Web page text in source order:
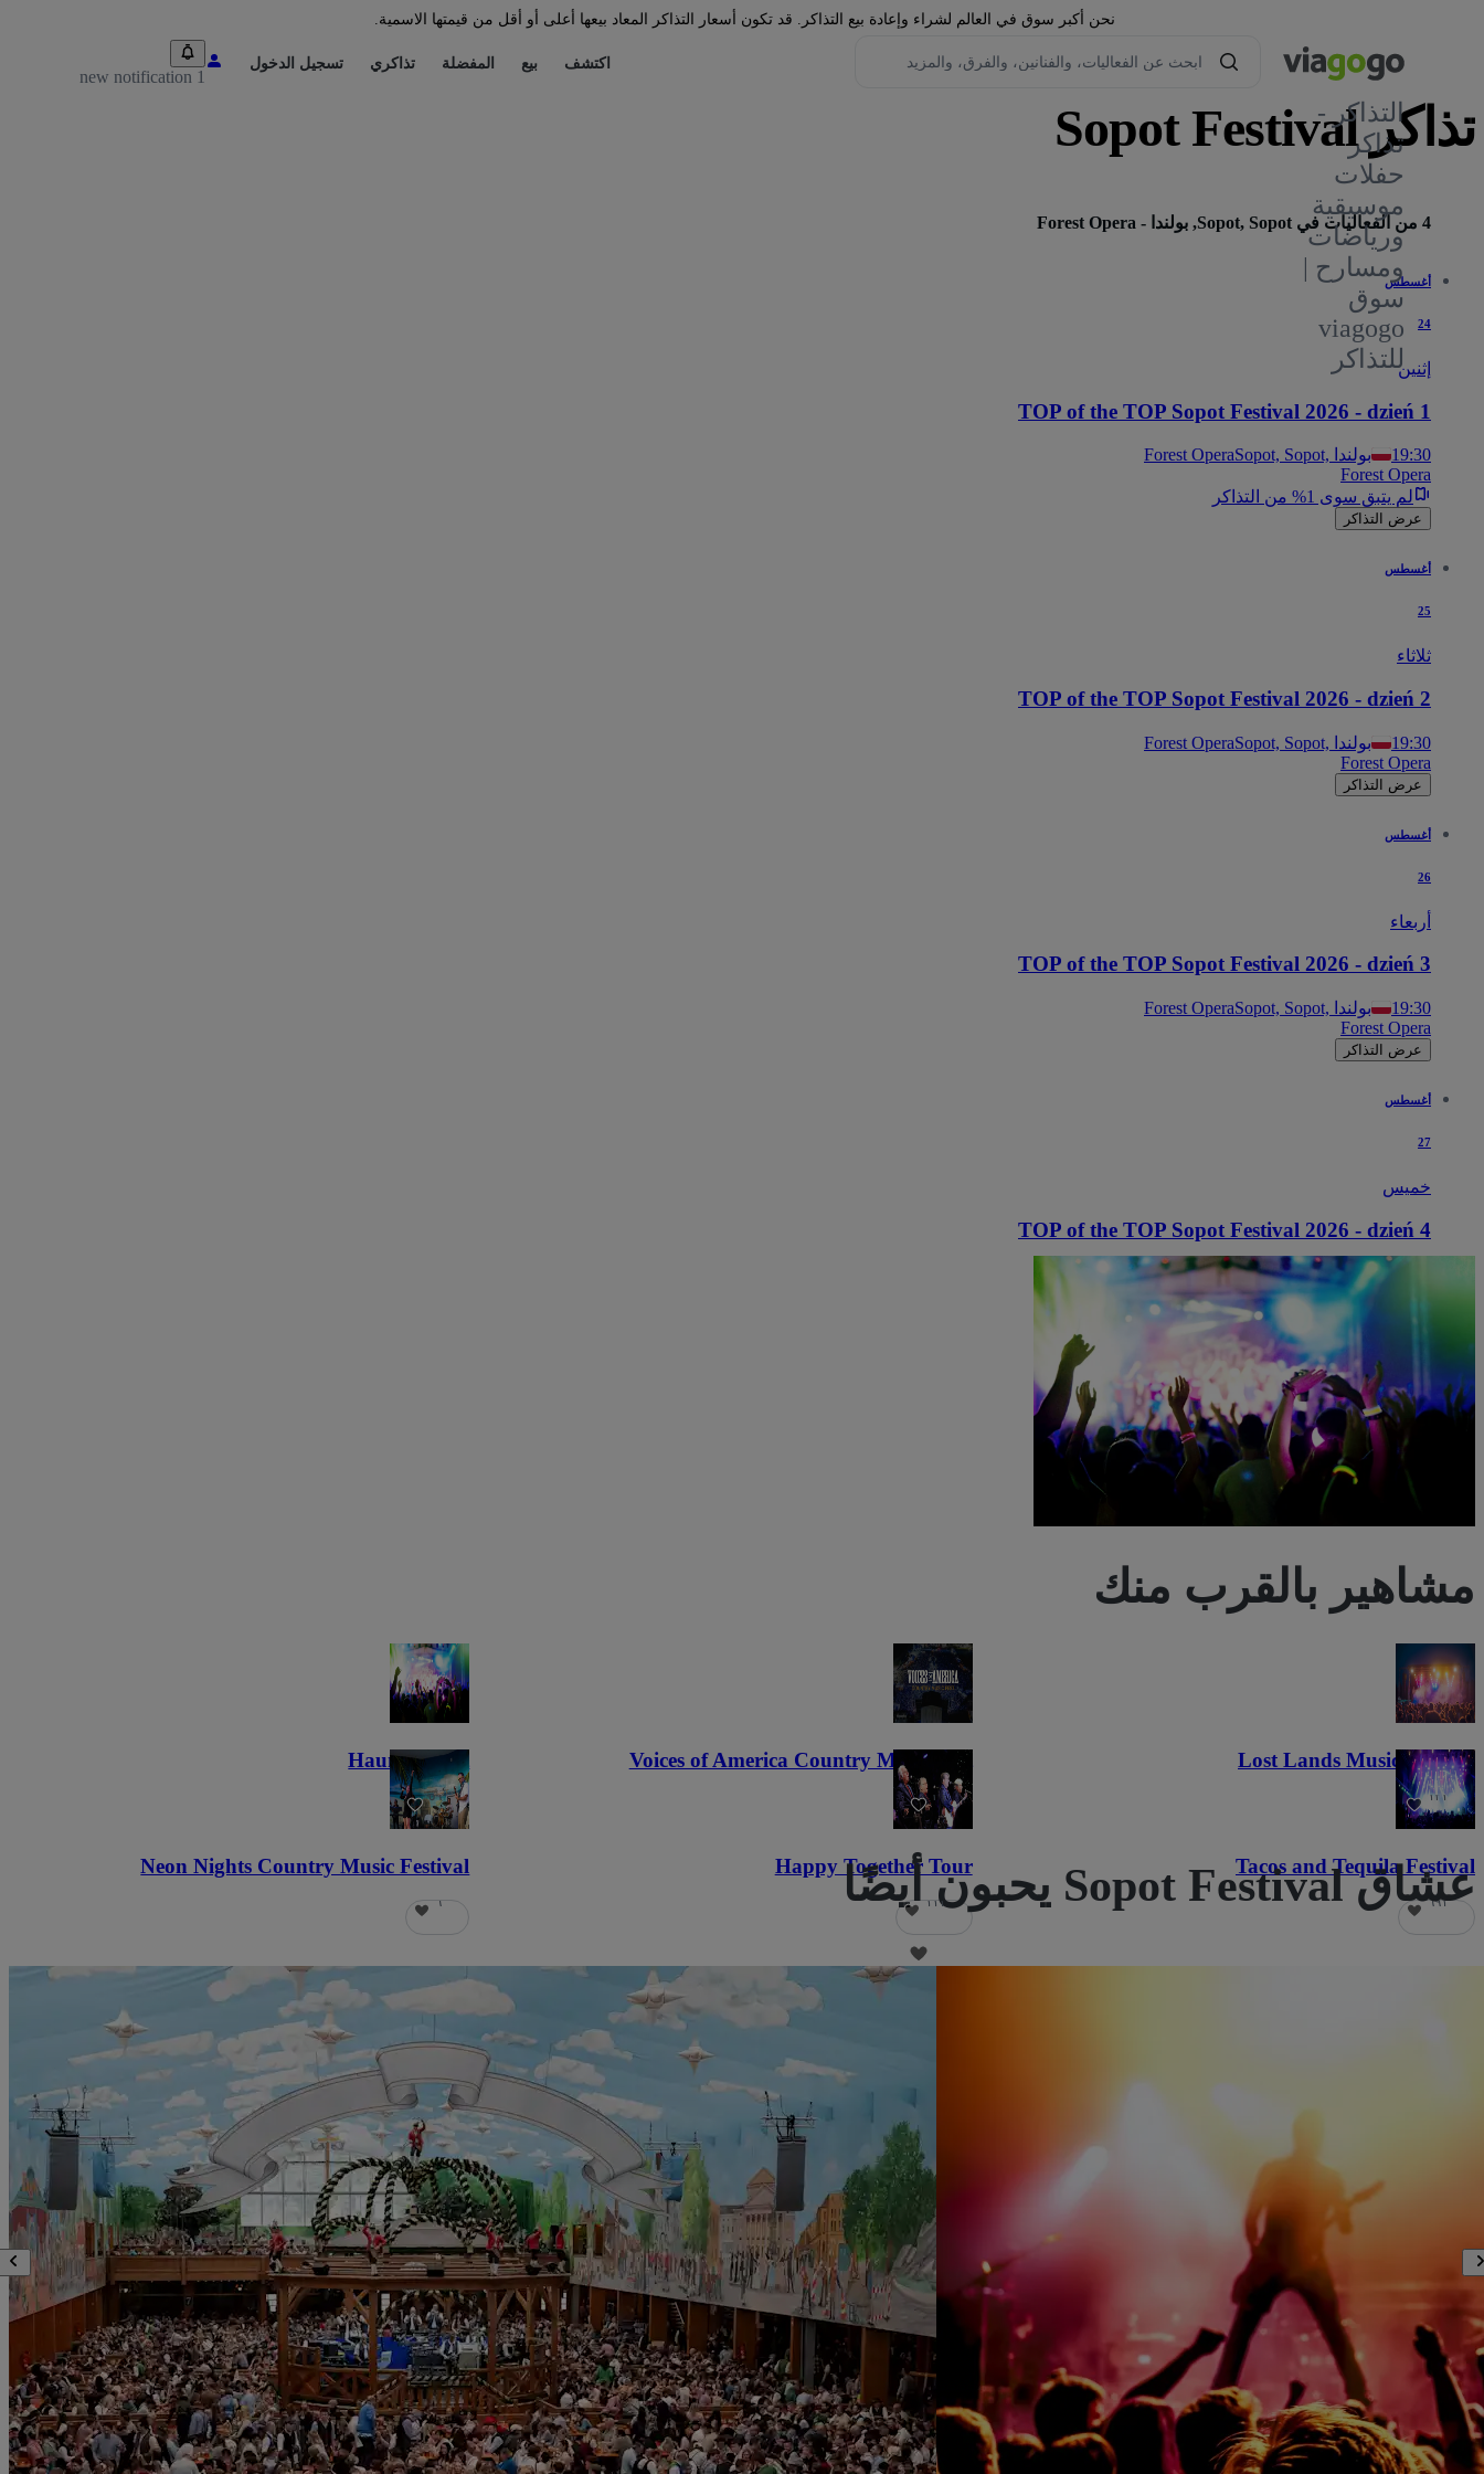
نحن أكبر سوق في العالم لشراء وإعادة بيع التذاكر. قد تكون أسعار التذاكر المعاد بيعها أعلى أو أقل من قيمتها الاسمية.
التذاكر -
تذاكر
حفلات
موسيقية
ورياضات
ومسارح |
سوق
viagogo
للتذاكر
اكتشف بيع المفضلة تذاكري تسجيل الدخول
1 new notification
تذاكر Sopot Festival
٢
4 من الفعاليات في Sopot, Sopot, بولندا - Forest Opera
أغسطس
24
إثنين
TOP of the TOP Sopot Festival 2026 - dzień 1
19:30 Sopot, Sopot, بولندا
Forest Opera
Forest Opera
لم يتبق سوى 1% من التذاكر
عرض التذاكر
أغسطس
25
ثلاثاء
TOP of the TOP Sopot Festival 2026 - dzień 2
19:30 Sopot, Sopot, بولندا
Forest Opera
Forest Opera
عرض التذاكر
أغسطس
26
أربعاء
TOP of the TOP Sopot Festival 2026 - dzień 3
19:30 Sopot, Sopot, بولندا
Forest Opera
Forest Opera
عرض التذاكر
أغسطس
27
خميس
TOP of the TOP Sopot Festival 2026 - dzień 4
Sopot, Sopot, بولندا
Forest Opera
Forest Opera
لم يتبق سوى 3% من التذاكر
عرض التذاكر
مشاهير بالقرب منك
Lost Lands Music Festival
١٢١
Voices of America Country Music Fest
٣٦
Haunted Fest
٥٩
Tacos and Tequila Festival
٦٩١
Happy Together Tour
١١١
Neon Nights Country Music Festival
٦ عشاق Sopot Festival يحبون أيضًا